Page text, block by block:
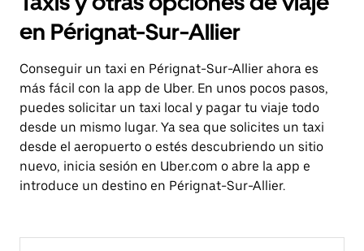
en Pérignat-Sur-Allier
Conseguir un taxi en Pérignat-Sur-Allier ahora es
más fácil con la app de Uber. En unos pocos pasos,
puedes solicitar un taxi local y pagar tu viaje todo
desde un mismo lugar. Ya sea que solicites un taxi
desde el aeropuerto o estés descubriendo un sitio
nuevo, inicia sesión en Uber.com o abre la app e
introduce un destino en Pérignat-Sur-Allier.